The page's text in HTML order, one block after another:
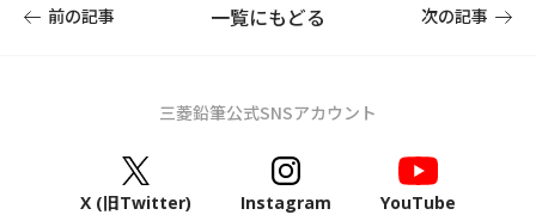
前の記事 一覧にもどる 次の記事
三菱鉛筆公式SNSアカウント
X (旧Twitter) Instagram YouTube